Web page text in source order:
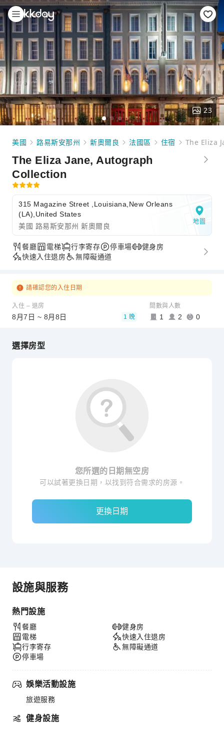
23
美國 路易斯安那州 新奧爾良 法國區 住宿 The Eliza
The Eliza Jane, Autograph
Collection
315 Magazine Street ,Louisiana,New Orleans
(LA),United States
美國 路易斯安那州 新奧爾良
地圖
餐廳 電梯 行李寄存 停車場
健身房
快速入住退房
無障礙通道
請確認您的入住日期
入住 – 退房
8月7日 ~ 8月8日 1 晚
間數與人數
1 2 0
選擇房型
您所選的日期無空房
可以試著更換日期，以找到符合需求的房源。
更換日期
設施與服務
熱門設施
餐廳
電梯
行李寄存
停車場
健身房
快速入住退房
無障礙通道
娛樂活動設施
旅遊服務
健身設施